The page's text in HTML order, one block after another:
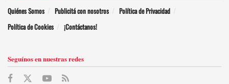
Quiénes Somos Publicitá con nosotros
Política de Privacidad
Política de Cookies
¡Contáctanos!
Seguínos en nuestras redes